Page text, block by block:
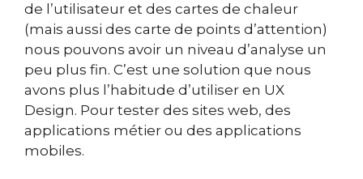
de l’utilisateur et des cartes de chaleur
(mais aussi des carte de points d’attention)
nous pouvons avoir un niveau d’analyse un
peu plus fin. C’est une solution que nous
avons plus l’habitude d’utiliser en UX
Design. Pour tester des sites web, des
applications métier ou des applications
mobiles.